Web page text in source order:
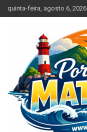
to
quinta-feira, agosto 6, 2026